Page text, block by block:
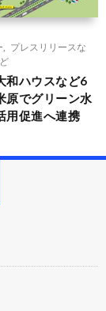
プレスリリースな
和ハウスなど6
原でグリーン水
用促進へ連携